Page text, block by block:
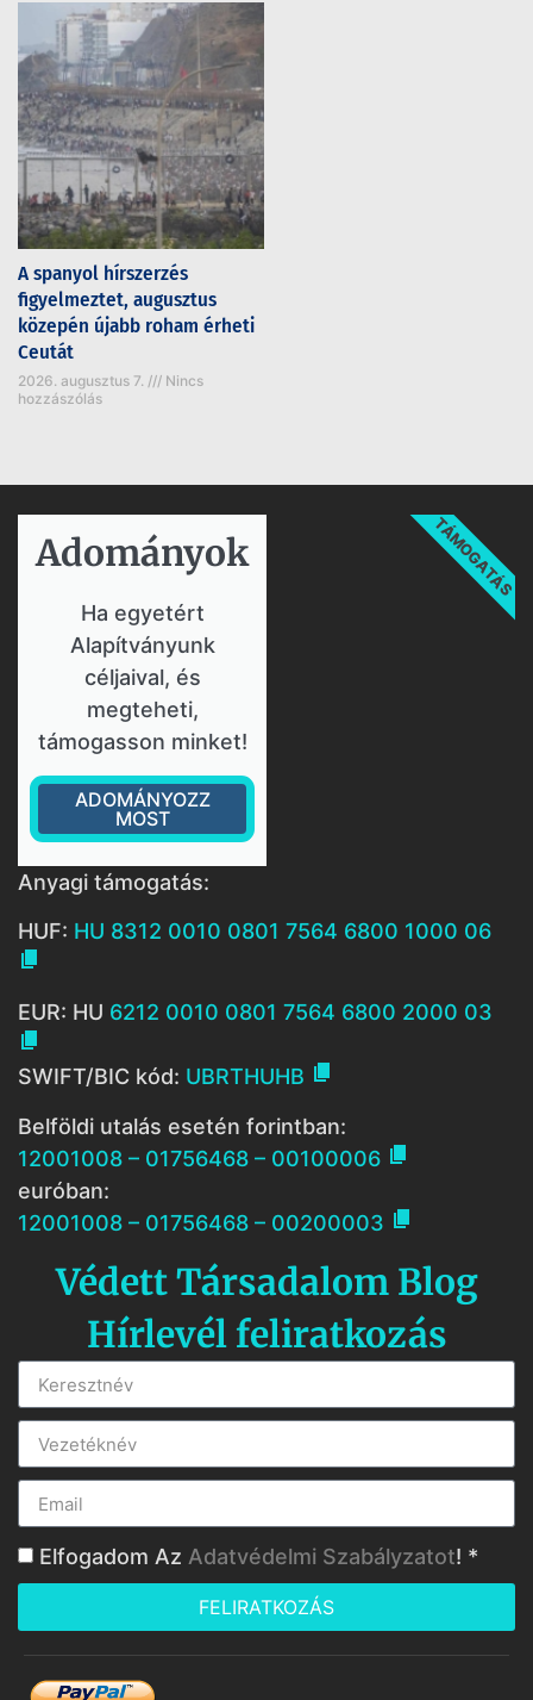
A spanyol hírszerzés
figyelmeztet, augusztus
közepén újabb roham érheti
Ceutát
2026. augusztus 7.
Nincs
hozzászólás
Adományok​
Ha egyetért
Alapítványunk
céljaival, és
megteheti,
támogasson minket!
ADOMÁNYOZZ
MOST
TÁMOGATÁS
Anyagi támogatás:
HUF: HU 8312 0010 0801 7564 6800 1000 06

EUR: HU 6212 0010 0801 7564 6800 2000 03

SWIFT/BIC kód: UBRTHUHB 
Belföldi utalás esetén forintban:
12001008 – 01756468 – 00100006 
euróban:
12001008 – 01756468 – 00200003 
Védett Társadalom Blog
Hírlevél feliratkozás
Elfogadom Az Adatvédelmi Szabályzatot! *
FELIRATKOZÁS